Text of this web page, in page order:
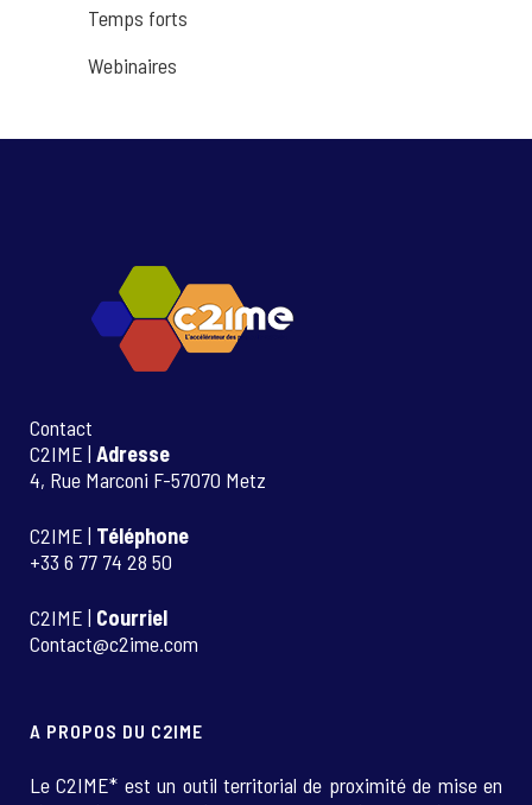
Temps forts
Webinaires
Contact
C2IME | Adresse
4, Rue Marconi F-57070 Metz
C2IME | Téléphone
+33 6 77 74 28 50
C2IME | Courriel
Contact@c2ime.com
A PROPOS DU C2IME
Le C2IME* est un outil territorial de proximité de mise en